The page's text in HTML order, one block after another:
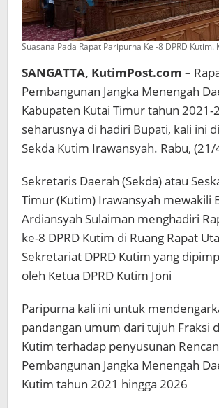
Suasana Pada Rapat Paripurna Ke -8 DPRD
SANGATTA, KutimPost.com –
Pembangunan Jangka Menengah
Kabupaten Kutai Timur tahun 2021-
seharusnya di hadiri Bupati, kali ini
Sekda Kutim Irawansyah. Rabu,
Sekretaris Daerah (Sekda) atau
Timur (Kutim) Irawansyah mewakili
Ardiansyah Sulaiman menghadiri
ke-8 DPRD Kutim di Ruang Rapat
Sekretariat DPRD Kutim yang
oleh Ketua DPRD Kutim Joni
Paripurna kali ini untuk
pandangan umum dari tujuh Fraksi
Kutim terhadap penyusunan
Pembangunan Jangka Menengah
Kutim tahun 2021 hingga 2026